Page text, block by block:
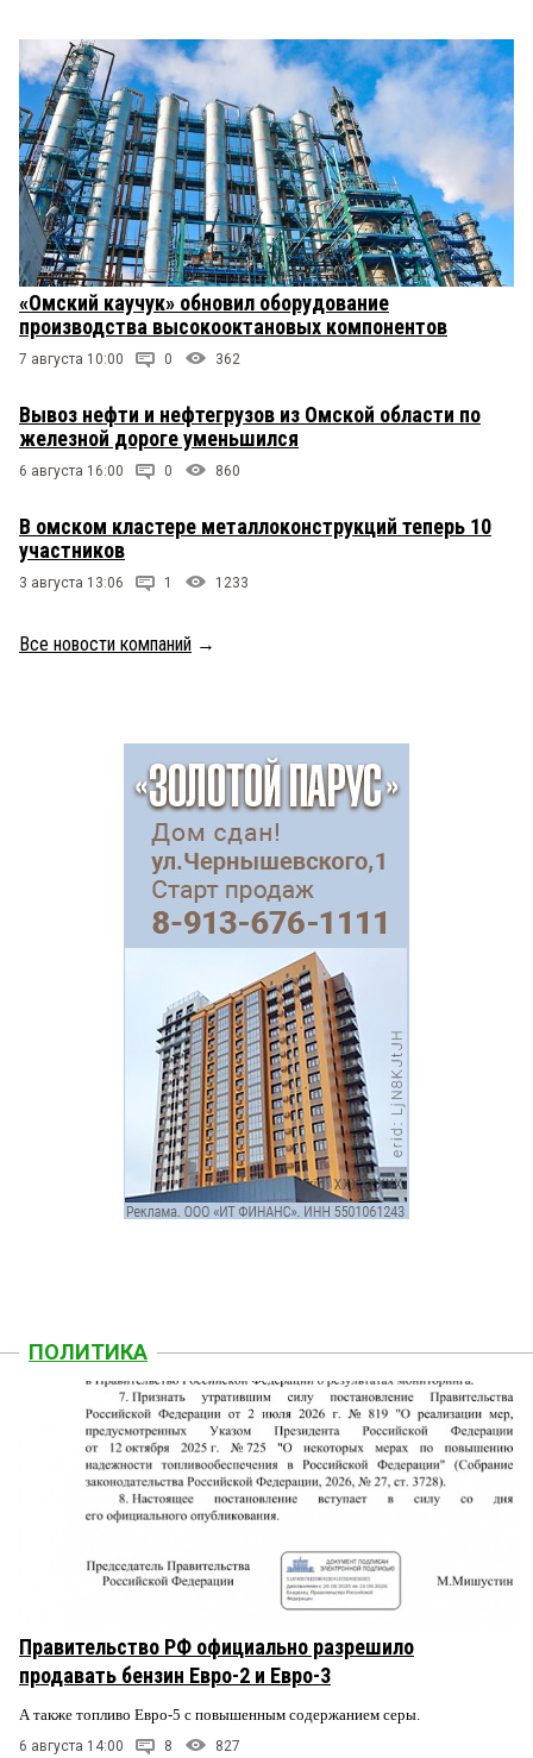
«Омский каучук» обновил оборудование
производства высокооктановых компонентов
7 августа 10:00 0 362
Вывоз нефти и нефтегрузов из Омской области по
железной дороге уменьшился
6 августа 16:00 0 860
В омском кластере металлоконструкций теперь 10
участников
3 августа 13:06 1 1233
Все новости компаний →
ПОЛИТИКА
Правительство РФ официально разрешило
продавать бензин Евро-2 и Евро-3
А также топливо Евро-5 с повышенным содержанием серы.
6 августа 14:00 8 827